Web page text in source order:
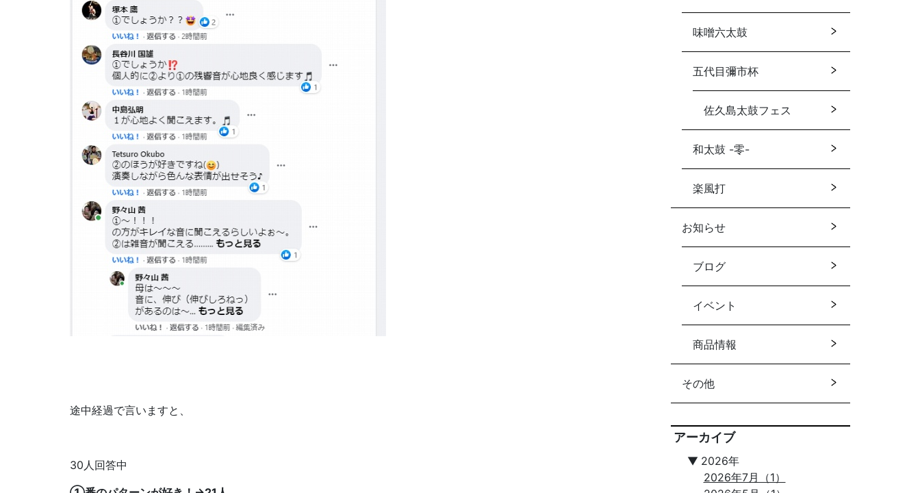
途中経過で言いますと、
30人回答中
味噌六太鼓
五代目彌市杯
佐久島太鼓フェス
和太鼓 -零-
楽風打
お知らせ
ブログ
イベント
商品情報
その他
アーカイブ
▼ 2026年
2026年7月（1）